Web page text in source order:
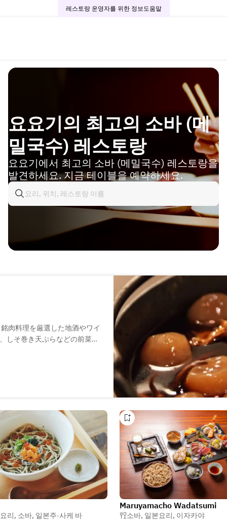
레스토랑 운영자를 위한 정보도움말
요요기의 최고의 소바 (메
밀국수) 레스토랑
요요기에서 최고의 소바 (메밀국수) 레스토랑을
발견하세요. 지금 테이블을 예약하세요.
肉料理を厳選した地酒やワイ
しそ巻き天ぷらなどの前菜か
리, 소바, 일본주·사케 바
Maruyamacho Wadatsumi
소바, 일본요리, 이자카야